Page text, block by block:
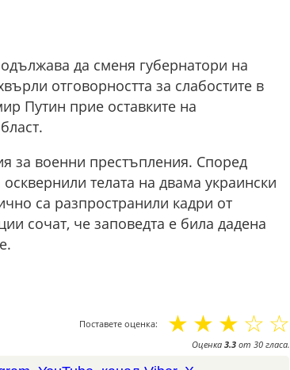
да сменя губернатори на
отговорността за слабостите в
Путин прие оставките на
за военни престъпления. Според
телата на двама украински
са разпространили кадри от
сочат, че заповедта е била дадена
Поставете оценка: ☆
☆
☆
☆
☆
Оценка 3.3от 30гласа.